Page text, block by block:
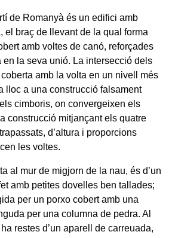
de Romanyà és un edifici amb
el braç de llevant de la qual forma
amb voltes de canó, reforçades
en la seva unió. La intersecció dels
amb la volta en un nivell més
lloc a una construcció falsament
cimboris, on convergeixen els
construcció mitjançant els quatre
d’altura i proporcions
les voltes.
al mur de migjorn de la nau, és d’un
amb petites dovelles ben tallades;
per un porxo cobert amb una
per una columna de pedra. Al
restes d’un aparell de carreuada,